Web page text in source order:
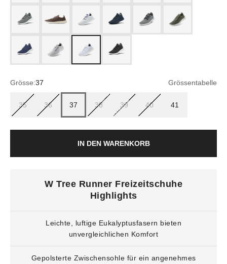
Blizzard/Hazy Cobalt (Blue)
navy night (dark navy)
Blizzard/Natural Black
Rugged Green
Marine Blue (Blizzard)
light grey (light grey)
Grösse:37 Grössentabelle
35 36 37 38 39 40 41
IN DEN WARENKORB
W Tree Runner Freizeitschuhe
Highlights
Leichte, luftige Eukalyptusfasern bieten
unvergleichlichen Komfort
Gepolsterte Zwischensohle für ein angenehmes